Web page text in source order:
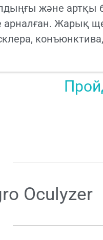
және артқы
арналған. Жарық
Oculyzer